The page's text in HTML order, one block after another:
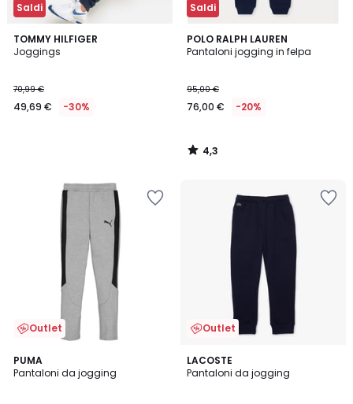
Saldi
TOMMY HILFIGER
Joggings
70,99 €
49,69 € -30%
Saldi
POLO RALPH LAUREN
Pantaloni jogging in felpa
95,00 €
76,00 € -20%
4,3
/ 5
4,3
/
Outlet
PUMA
Pantaloni da jogging
Outlet
LACOSTE
Pantaloni da jogging
4
/
2
Colori